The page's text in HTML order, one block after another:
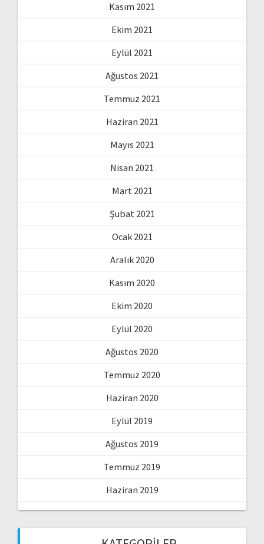
Kasım 2021
Ekim 2021
Eylül 2021
Ağustos 2021
Temmuz 2021
Haziran 2021
Mayıs 2021
Nisan 2021
Mart 2021
Şubat 2021
Ocak 2021
Aralık 2020
Kasım 2020
Ekim 2020
Eylül 2020
Ağustos 2020
Temmuz 2020
Haziran 2020
Eylül 2019
Ağustos 2019
Temmuz 2019
Haziran 2019